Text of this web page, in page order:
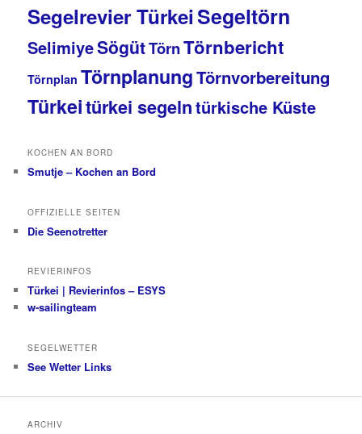
Segelrevier TürkeiSegeltörn
SelimiyeSögütTörnTörnbericht
Törnplan TörnplanungTörnvorbereitung
Türkeitürkei segelntürkische Küste
KOCHEN AN BORD
Smutje – Kochen an Bord
OFFIZIELLE SEITEN
Die Seenotretter
REVIERINFOS
Türkei | Revierinfos – ESYS
w-sailingteam
SEGELWETTER
See Wetter Links
ARCHIV